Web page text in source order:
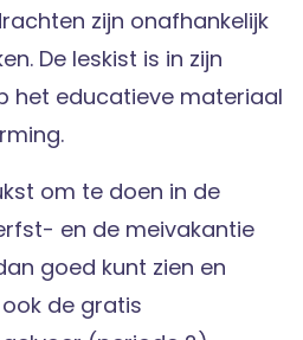
zijn onafhankelijk
De leskist is in zijn
het educatieve materiaal
om te doen in de
en de meivakantie
goed kunt zien en
de gratis